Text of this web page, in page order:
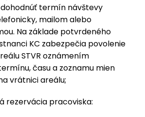
termín návštevy
mailom alebo
Na základe potvrdeného
KC zabezpečia povolenie
STVR oznámením
času a zoznamu mien
vrátnici areálu;
rezervácia pracoviska: